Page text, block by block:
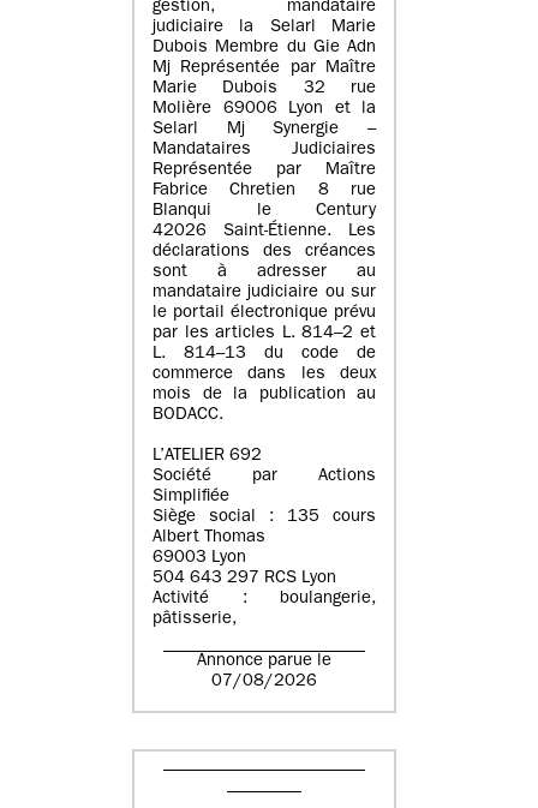
gestion, mandataire
judiciaire la Selarl Marie
Dubois Membre du Gie Adn
Mj Représentée par Maître
Marie Dubois 32 rue
Molière 69006 Lyon et la
Selarl Mj Synergie –
Mandataires Judiciaires
Représentée par Maître
Fabrice Chretien 8 rue
Blanqui le Century
42026 Saint-Étienne. Les
déclarations des créances
sont à adresser au
mandataire judiciaire ou sur
le portail électronique prévu
par les articles L. 814–2 et
L. 814–13 du code de
commerce dans les deux
mois de la publication au
BODACC.
L’ATELIER 692
Société par Actions
Simplifiée
Siège social : 135 cours
Albert Thomas
69003 Lyon
504 643 297 RCS Lyon
Activité : boulangerie,
pâtisserie,
Annonce parue le
07/08/2026